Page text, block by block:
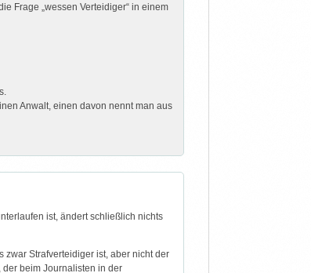
Frage „wessen Verteidiger“ in einem
Anwalt, einen davon nennt man aus
ist, ändert schließlich nichts
zwar Strafverteidiger ist, aber nicht der
beim Journalisten in der